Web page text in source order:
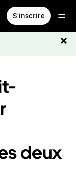
S'inscrire
deux